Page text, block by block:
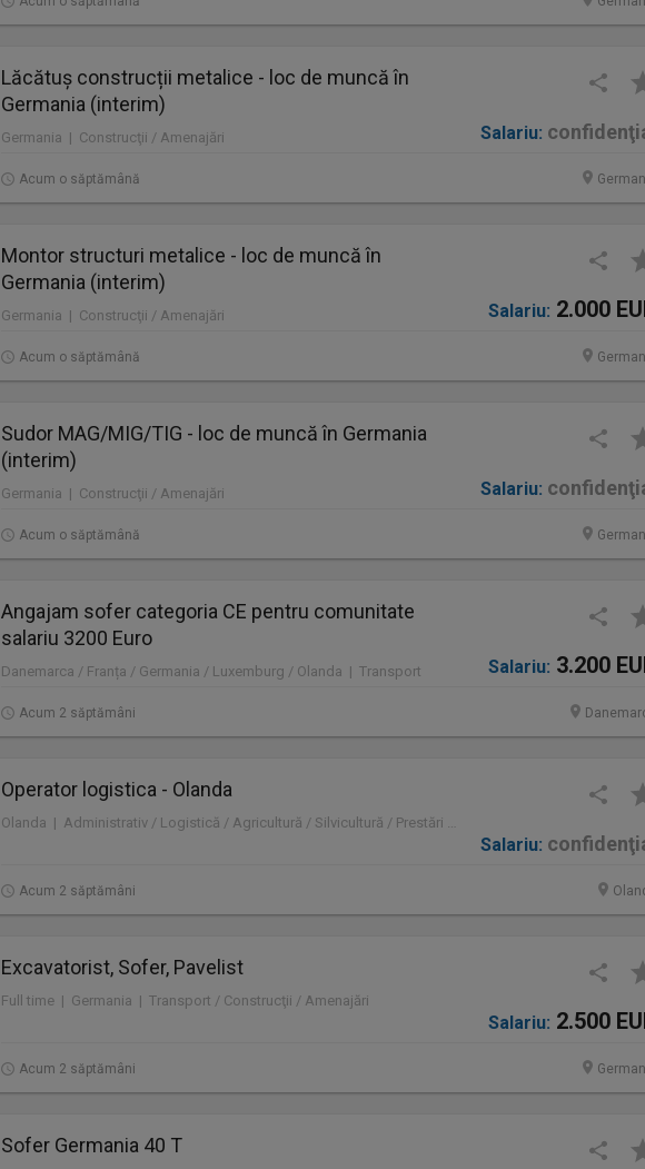
Lăcătuș construcții metalice - loc de muncă în
Germania (interim)
Germania | Construcţii / Amenajări Salariu:
Acum o săptămână
Montor structuri metalice - loc de muncă în
Germania (interim)
Germania | Construcţii / Amenajări Salariu: 2.000
Acum o săptămână
Sudor MAG/MIG/TIG - loc de muncă în Germania
(interim)
Germania | Construcţii / Amenajări Salariu:
Acum o săptămână
Angajam sofer categoria CE pentru comunitate
salariu 3200 Euro
Danemarca / Franța / Germania / Luxemburg / Olanda | Transport Salariu: 3.200
Acum 2 săptămâni
Operator logistica - Olanda
Olanda | Administrativ / Logistică / Agricultură / Silvicultură / Prestări servicii / Producție /
Salariu:
Acum 2 săptămâni
Excavatorist, Sofer, Pavelist
Full time | Germania | Transport / Construcţii / Amenajări
Salariu: 2.500
Acum 2 săptămâni
Sofer Germania 40 T